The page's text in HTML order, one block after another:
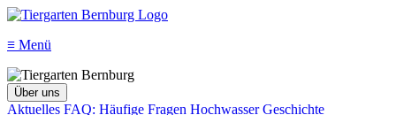
≡ Menü
Über uns
Aktuelles FAQ: Häufige Fragen Hochwasser Geschichte